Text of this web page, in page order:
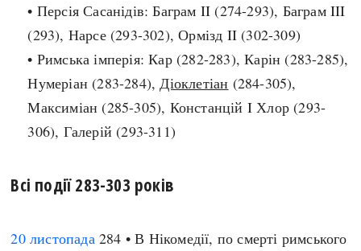
СЬОГОДНІ
ЗАГОЛОВКИ
ПРАВИЛА ЖИТТЯ
ВИ (НЕ) ЗНАЛИ
ПОДКАСТИ
КРУГЛІ ДАТИ
КАРТИ
НОТА БЕНЕ
ФОТОІСТОРІЇ
ІНФОГРАФІКА
ПРЯМА МОВА
Авіація і космонавтика
Княжа доба
• Персія Сасанідів: Баграм II (274-293), Баграм III
(293), Нарсе (293-302), Ормізд II (302-309)
• Римська імперія: Кар (282-283), Карін (283-285),
Нумеріан (283-284),Діоклетіан (284-305),
Максиміан (285-305), Констанцій I Хлор (293-
306), Галерій (293-311)
Всі події 283-303 років
20 листопада284 • В Нікомедії, по смерті римського